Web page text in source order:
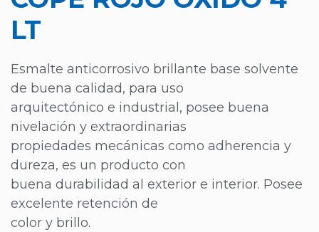
LT
Esmalte anticorrosivo brillante base solvente
de buena calidad, para uso
arquitectónico e industrial, posee buena
nivelación y extraordinarias
propiedades mecánicas como adherencia y
dureza, es un producto con
buena durabilidad al exterior e interior. Posee
excelente retención de
color y brillo.